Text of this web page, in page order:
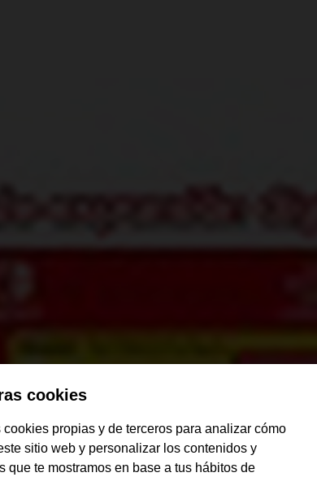
cookies
cookies propias y de terceros para analizar cómo
sitio web y personalizar los contenidos y
que te mostramos en base a tus hábitos de